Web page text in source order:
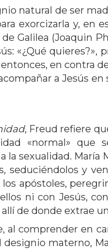
natural de ser
exorcizarla y, en
Galilea (Joaquin
«¿Qué quieres?»,
en contra
a Jesús
, Freud refiere
«normal» que
la sexualidad.
seduciéndolos y
apóstoles,
ni con Jesús,
de donde extrae
al comprender en
materno,